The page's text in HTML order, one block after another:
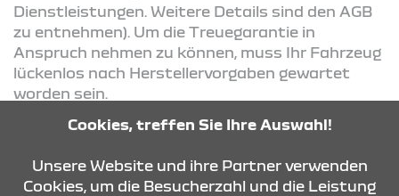
Dienstleistungen. Weitere Details sind den AGB
zu entnehmen). Um die Treuegarantie in
Anspruch nehmen zu können, muss Ihr Fahrzeug
lückenlos nach Herstellervorgaben gewartet
worden sein.
KONTAKT & ANFAHRT
Cookies, treffen Sie Ihre Auswahl!
Unsere Website und ihre Partner verwenden
Cookies, um die Besucherzahl und die Leistung